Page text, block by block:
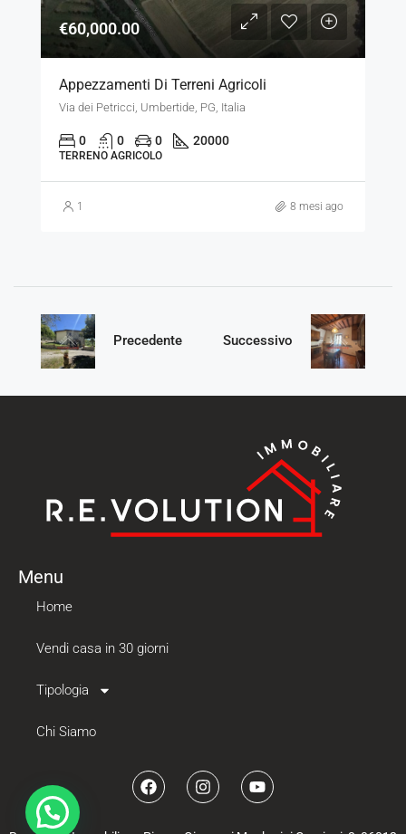
€60,000.00
Appezzamenti Di Terreni Agricoli
Via dei Petricci, Umbertide, PG, Italia
0 0 0 20000
TERRENO AGRICOLO
1 8 mesi ago
Precedente Successivo
Menu
Home
Vendi casa in 30 giorni
Tipologia
Chi Siamo